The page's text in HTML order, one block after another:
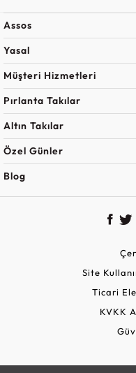
Assos
Yasal
Müşteri Hizmetleri
Pırlanta Takılar
Altın Takılar
Özel Günler
Blog
Site
Ticari
KVKK